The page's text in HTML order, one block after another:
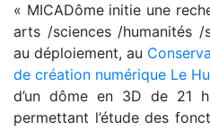
« MICADôme initie une
arts /sciences /humanités /
au déploiement, au
de création numérique Le
d’un dôme en 3D de 21
permettant l’étude des